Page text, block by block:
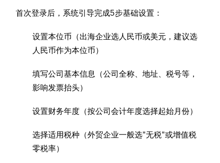
首次登录后，系统引导完成5步基础设置：
设置本位币（出海企业选人民币或美元，建议选
人民币作为本位币）
填写公司基本信息（公司全称、地址、税号等，
影响发票抬头）
设置财务年度（按公司会计年度选择起始月份）
选择适用税种（外贸企业一般选"无税"或增值税
零税率）